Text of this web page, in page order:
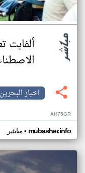
ألفابت
اخبار البحرين
AH75GR
مباشر• mubasher.info